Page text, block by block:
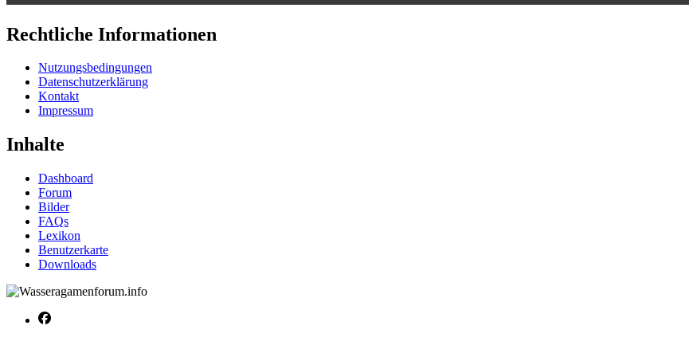
Rechtliche Informationen
Nutzungsbedingungen
Datenschutzerklärung
Kontakt
Impressum
Inhalte
Dashboard
Forum
Bilder
FAQs
Lexikon
Benutzerkarte
Downloads